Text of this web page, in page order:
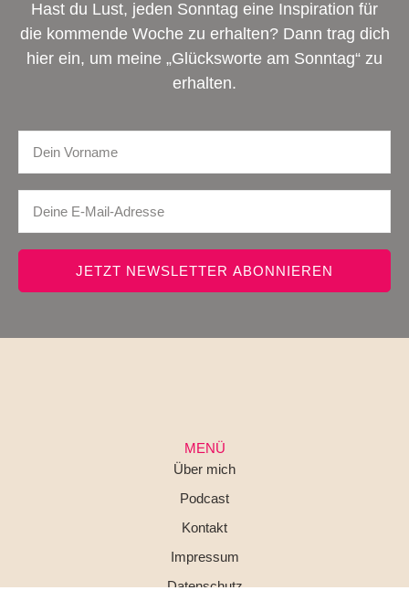
Hast du Lust, jeden Sonntag eine Inspiration für
die kommende Woche zu erhalten? Dann trag dich
hier ein, um meine „Glücksworte am Sonntag“ zu
erhalten.
JETZT NEWSLETTER ABONNIEREN
MENÜ
Über mich
Podcast
Kontakt
Impressum
Datenschutz